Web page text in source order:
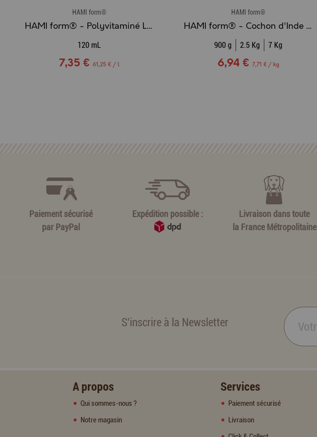
HAMI form®
HAMI form® - Polyvitaminé Lapin Bio
120 mL
7,35 € 61,25 € / l
HAMI form®
HAMI form® - Cochon d'Inde Bio
900 g 2.5 Kg 7 Kg
6,94 € 7,71 € / kg
Paiement sécurisé
par PayPal
Expédition possible :
Livraison dans toute
la France Métropolitaine
S'inscrire à la Newsletter
A propos
Qui sommes-nous ?
Notre magasin
Services
Paiement sécurisé
Livraison